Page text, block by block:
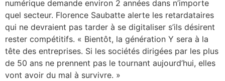
numérique demande environ 2 années dans n’importe
quel secteur. Florence Saubatte alerte les retardataires
qui ne devraient pas tarder à se digitaliser s’ils désirent
rester compétitifs. « Bientôt, la génération Y sera à la
tête des entreprises. Si les sociétés dirigées par les plus
de 50 ans ne prennent pas le tournant aujourd’hui, elles
vont avoir du mal à survivre. »